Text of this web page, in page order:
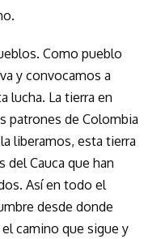
Como pueblo
y convocamos a
lucha. La tierra en
patrones de Colombia
liberamos, esta tierra
del Cauca que han
Así en todo el
desde donde
camino que sigue y